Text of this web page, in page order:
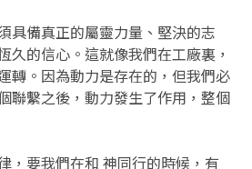
具備真正的屬靈力量、堅決的志
久的信心。這就像我們在工廠裏，
轉。因為動力是存在的，但我們必
聯繫之後，動力發生了作用，整個
，要我們在和 神同行的時候，有